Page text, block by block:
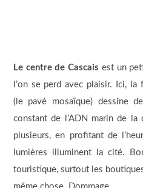
Le centre de Cascais est un
l’on se perd avec plaisir. Ici, la
(le pavé mosaïque) dessine
constant de l’ADN marin de la
plusieurs, en profitant de
lumières illuminent la cité.
touristique, surtout les